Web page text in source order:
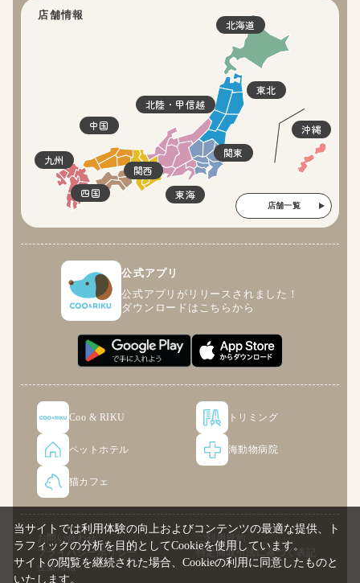
店舗情報
北海道
東北
関東
北陸・甲信越
東海
関西
四国
中国
九州
沖縄
店舗一覧
公式アプリ
公式アプリがリリースされました！
ダウンロードはこちらから
Coo & RIKU トリミング
ペットホテル 海動物病院
猫カフェ
お問い合わせ
ご利用規約
プライバシーポリシー
特定商取引法に基づく表記
企業情報
当サイトでは利用体験の向上およびコンテンツの最適な提供、ト
ラフィックの分析を目的としてCookieを使用しています。
サイトの閲覧を継続された場合、Cookieの利用に同意したものと
いたします。